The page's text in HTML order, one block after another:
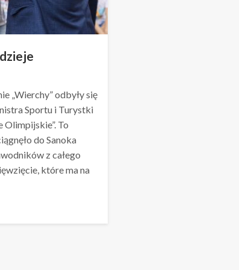
„Wierchy” odbyły się
Sportu i Turystki
Olimpijskie”. To
do Sanoka
z całego
które ma na